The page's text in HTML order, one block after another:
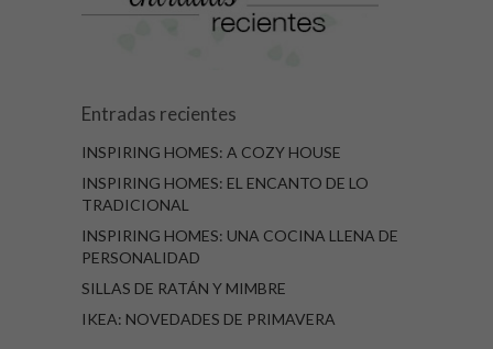
Entradas recientes
INSPIRING HOMES: A COZY HOUSE
INSPIRING HOMES: EL ENCANTO DE LO
TRADICIONAL
INSPIRING HOMES: UNA COCINA LLENA DE
PERSONALIDAD
SILLAS DE RATÁN Y MIMBRE
IKEA: NOVEDADES DE PRIMAVERA